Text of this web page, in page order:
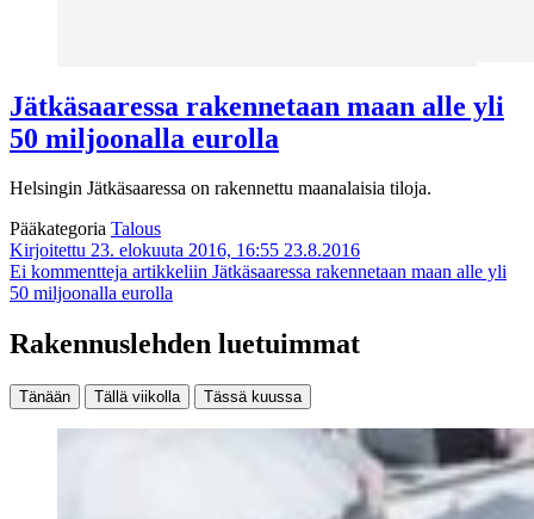
Jätkäsaaressa rakennetaan maan alle yli
50 miljoonalla eurolla
Helsingin Jätkäsaaressa on rakennettu maanalaisia tiloja.
Pääkategoria Talous
Kirjoitettu 23. elokuuta 2016, 16:55 23.8.2016
Ei kommentteja artikkeliin Jätkäsaaressa rakennetaan maan alle yli
50 miljoonalla eurolla
Rakennuslehden luetuimmat
Tänään Tällä viikolla Tässä kuussa